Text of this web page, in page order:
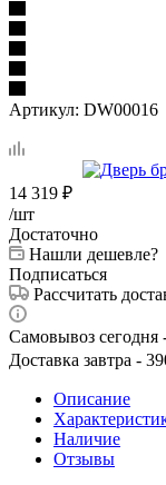
Артикул: DW00016
14 319 ₽
/шт
Достаточно
Нашли дешевле?
Подписаться
Рассчитать
Самовывоз сегодня
Доставка завтра -
Описание
Наличие
Отзывы